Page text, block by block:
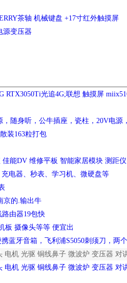
茶轴 机械键盘 +17寸红外触摸屏
源变压器
RTX3050Ti光追4G;联想 触摸屏
，随身听，公牛插座，瓷柱，20V电
装163粒打包
能DV 维修平板 智能家居模块 测距
电器、秒表、学习机、微硬盘等
京的.输出牛
由器19包快
板 摄像头等等 便宜出
蓝牙音箱，飞利浦S5050刺须刀，两
电机 光驱 铜线鼻子 微波炉 变压器 对
电机 光驱 铜线鼻子 微波炉 变压器 对